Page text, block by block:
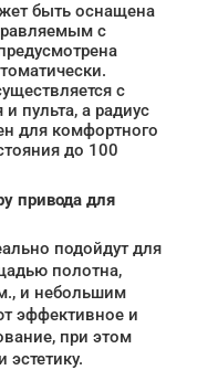
быть оснащена
с
с
пульта, а радиус
для комфортного
до 100
привода для
подойдут для
полотна,
и небольшим
эффективное и
при этом
эстетику.